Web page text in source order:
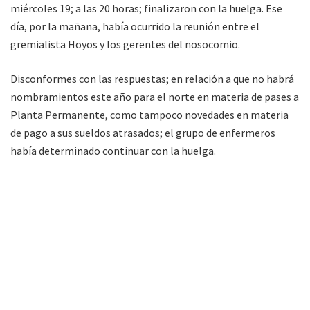
miércoles 19; a las 20 horas; finalizaron con la huelga. Ese
día, por la mañana, había ocurrido la reunión entre el
gremialista Hoyos y los gerentes del nosocomio.
Disconformes con las respuestas; en relación a que no habrá
nombramientos este año para el norte en materia de pases a
Planta Permanente, como tampoco novedades en materia
de pago a sus sueldos atrasados; el grupo de enfermeros
había determinado continuar con la huelga.